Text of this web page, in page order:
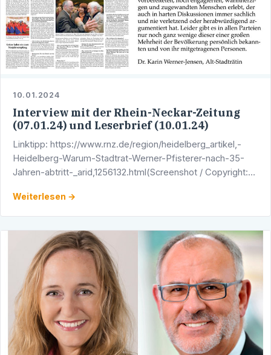
10.01.2024
Interview mit der Rhein-Neckar-Zeitung
(07.01.24) und Leserbrief (10.01.24)
Linktipp: https://www.rnz.de/region/heidelberg_artikel,-
Heidelberg-Warum-Stadtrat-Werner-Pfisterer-nach-35-
Jahren-abtritt-_arid,1256132.html(Screenshot / Copyright:
Weiterlesen →